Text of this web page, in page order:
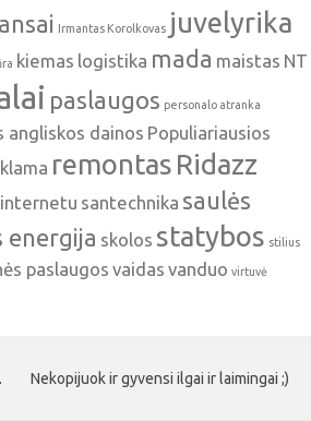
Irmantas Korolkovas juvelyrika
kiemas logistika mada maistas NT
paslaugos personalo atranka
angliskos dainos Populiariausios
remontas Ridazz
santechnika saulės
energija skolos statybos stilius
paslaugos vaidas vanduo virtuvė
Nekopijuok ir gyvensi ilgai ir laimingai ;)